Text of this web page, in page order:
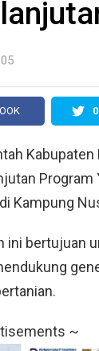
0
di Kampung
ini bertujuan
~